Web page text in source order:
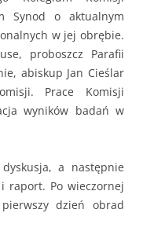
Synod o aktualnym
w jej obrębie.
proboszcz Parafii
abiskup Jan Cieślar
Prace Komisji
wyników badań w
a następnie
raport. Po wieczornej
dzień obrad